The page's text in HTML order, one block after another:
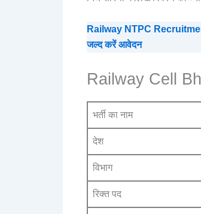
Railway NTPC
जल्द करें आवेदन
Railway Cell
भर्ती का नाम
देश
विभाग
रिक्त पद